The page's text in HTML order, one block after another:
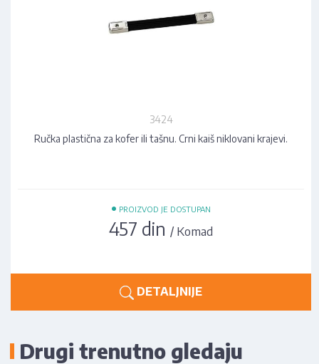
3424
Ručka plastična za kofer ili tašnu. Crni kaiš niklovani krajevi.
• PROIZVOD JE DOSTUPAN
457 din/ Komad
DETALJNIJE
Drugi trenutno gledaju